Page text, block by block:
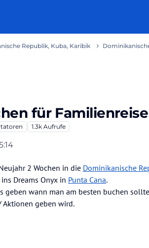
Republik, Kuba, Karibik
für
1.3k Aufrufe
2 Wochen in die Dominikanische
Dreams Onyx in Punta Cana.
geben wann man am besten buchen
Aktionen geben wird.